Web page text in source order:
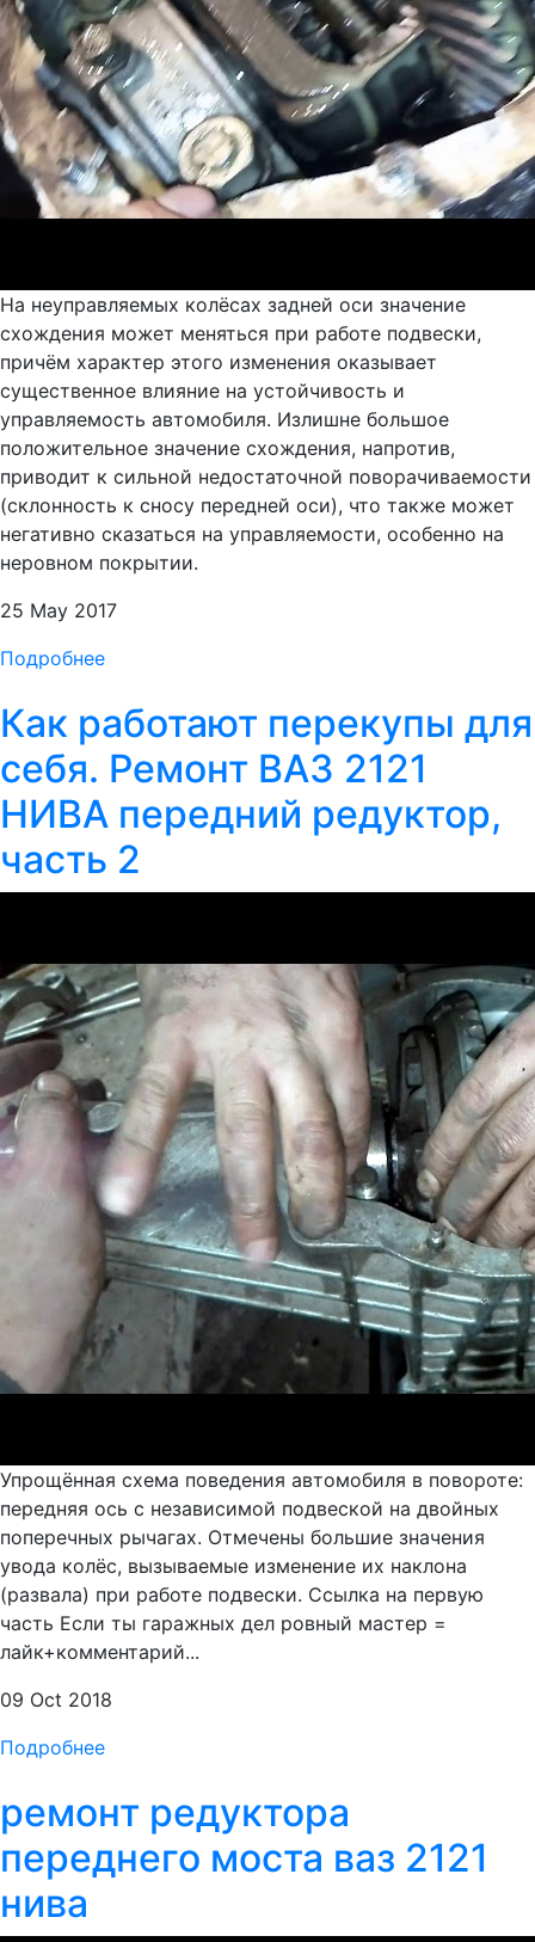
На неуправляемых колёсах задней оси значение
схождения может меняться при работе подвески,
причём характер этого изменения оказывает
существенное влияние на устойчивость и
управляемость автомобиля. Излишне большое
положительное значение схождения, напротив,
приводит к сильной недостаточной поворачиваемости
(склонность к сносу передней оси), что также может
негативно сказаться на управляемости, особенно на
неровном покрытии.
25 May 2017
Подробнее
Как работают перекупы для
себя. Ремонт ВАЗ 2121
НИВА передний редуктор,
часть 2
Упрощённая схема поведения автомобиля в повороте:
передняя ось с независимой подвеской на двойных
поперечных рычагах. Отмечены большие значения
увода колёс, вызываемые изменение их наклона
(развала) при работе подвески. Ссылка на первую
часть Если ты гаражных дел ровный мастер =
лайк+комментарий...
09 Oct 2018
Подробнее
ремонт редуктора
переднего моста ваз 2121
нива